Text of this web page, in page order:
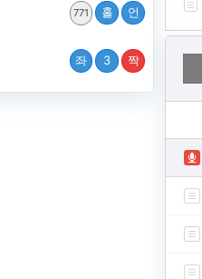
771 홀 언
좌 3 짝